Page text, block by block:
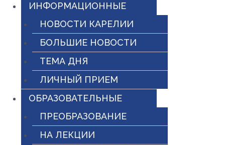
ИНФОРМАЦИОННЫЕ
НОВОСТИ КАРЕЛИИ
БОЛЬШИЕ НОВОСТИ
ТЕМА ДНЯ
ЛИЧНЫЙ ПРИЕМ
ОБРАЗОВАТЕЛЬНЫЕ
ПРЕОБРАЗОВАНИЕ
НА ЛЕКЦИИ